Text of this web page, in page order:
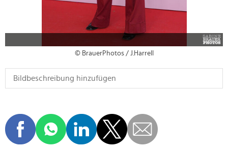
© BrauerPhotos / J.Harrell